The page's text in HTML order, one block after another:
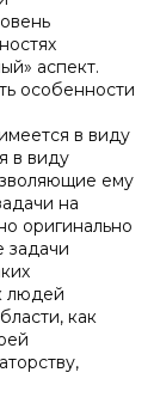
аспект.
особенности
в виду
в виду
ему
на
оригинально
задачи
людей
как